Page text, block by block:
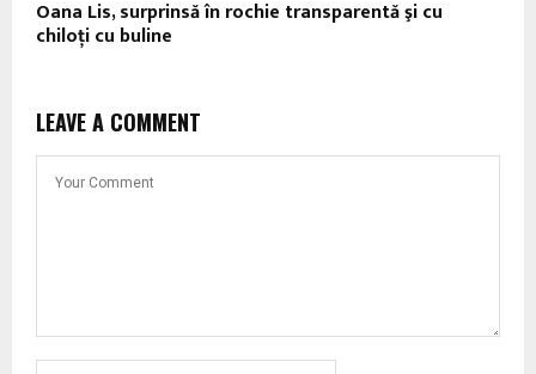
Oana Lis, surprinsă în rochie transparentă şi cu
chiloţi cu buline
LEAVE A COMMENT